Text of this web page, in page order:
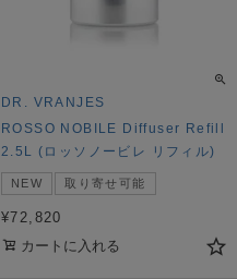
DR. VRANJES
ROSSO NOBILE Diffuser Refill
2.5L (ロッソノービレ リフィル)
NEW 取り寄せ可能
¥72,820
カートに入れる